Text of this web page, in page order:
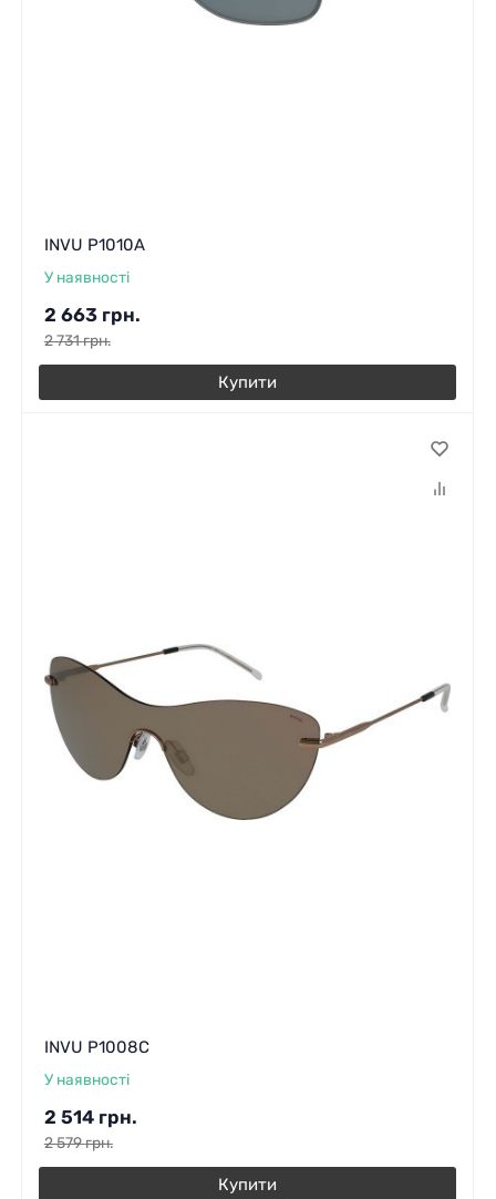
INVU P1010A
У наявності
2 663 грн.
2 731грн.
Купити
INVU P1008C
У наявності
2 514 грн.
2 579грн.
Купити